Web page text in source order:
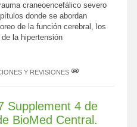
craneoencefálico severo
donde se abordan
de la función cerebral, los
la hipertensión
Y REVISIONES
Supplement 4 de
BioMed Central.